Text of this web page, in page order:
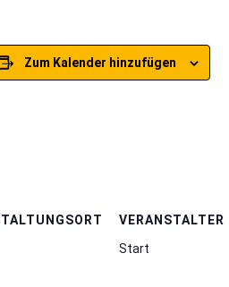
Zum Kalender hinzufügen
VERANSTALTER
Start